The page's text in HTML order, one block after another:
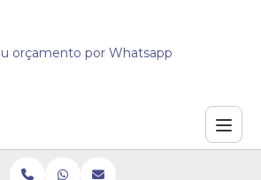
orçamento por Whatsapp